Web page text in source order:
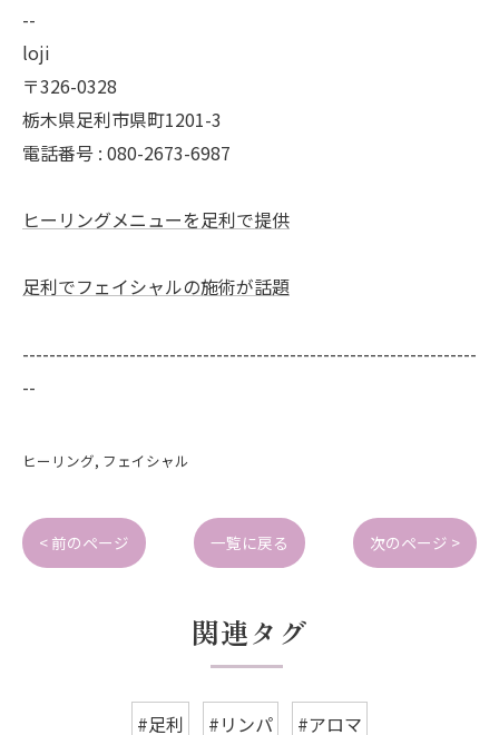
--
loji
〒326-0328
栃木県足利市県町1201-3
電話番号 : 080-2673-6987
ヒーリングメニューを足利で提供
足利でフェイシャルの施術が話題
--------------------------------------------------------------------
--
ヒーリング フェイシャル
< 前のページ 一覧に戻る 次のページ >
関連タグ
#足利 #リンパ #アロマ